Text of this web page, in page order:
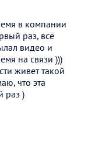
в компании
раз, всё
видео и
на связи )))
живет такой
что эта
раз )